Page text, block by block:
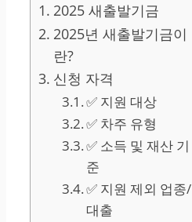
2025 새출발기금
2025년 새출발기금이
란?
신청 자격
✅ 지원 대상
✅ 차주 유형
✅ 소득 및 재산 기
준
✅ 지원 제외 업종/
대출